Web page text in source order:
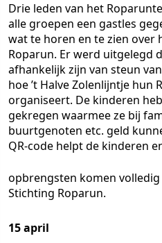
Drie leden van het
alle groepen een gastles
wat te horen en te zien over
Roparun. Er werd uitgelegd
afhankelijk zijn van steun
hoe ’t Halve Zolenlijntje hun
organiseert. De kinderen
gekregen waarmee ze bij
buurtgenoten etc. geld
QR-code helpt de kinderen
opbrengsten komen
Stichting Roparun.
15 april